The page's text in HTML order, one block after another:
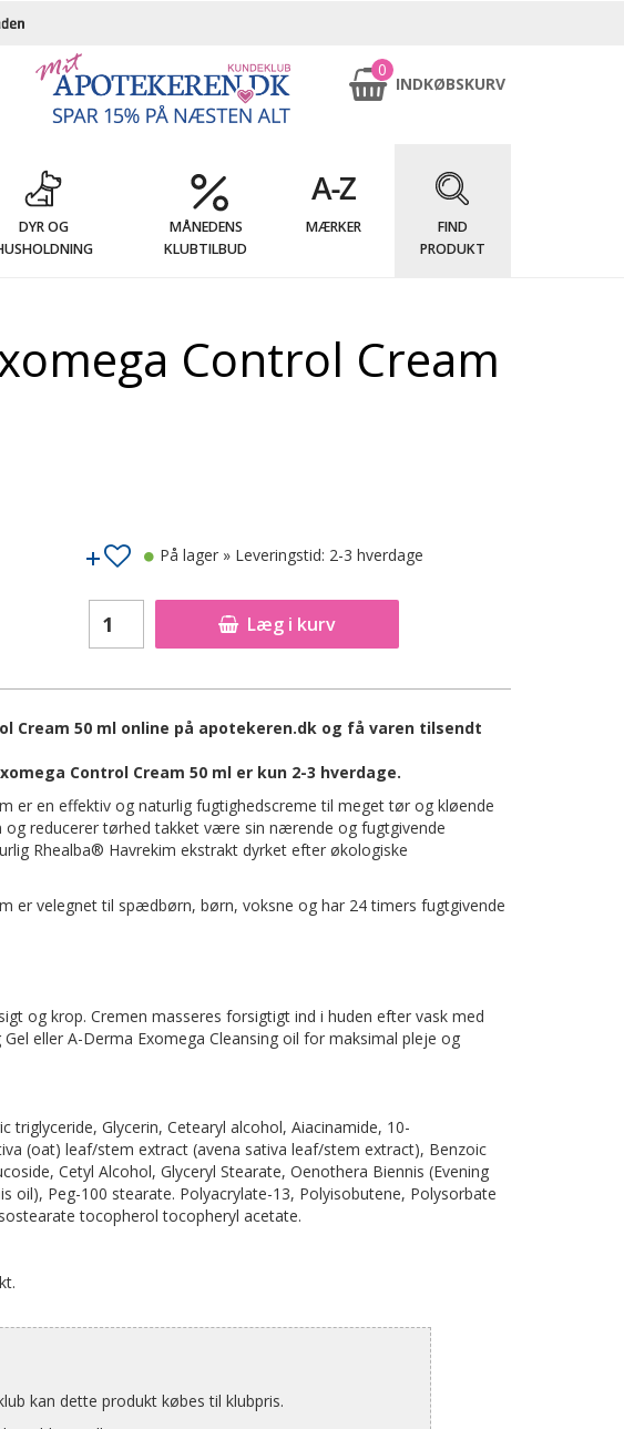
0
INDKØBSKURV
DYR OG
MÅNEDENS
KLUBTILBUD
MÆRKER
FIND
PRODUKT
Control Cream
Læg i kurv
På lager » Leveringstid: 2-3 hverdage
Cream 50 ml online på apotekeren.dk og få varen tilsendt
Control Cream 50 ml er kun 2-3 hverdage.
er en effektiv og naturlig fugtighedscreme til meget tør og kløende
reducerer tørhed takket være sin nærende og fugtgivende
Rhealba® Havrekim ekstrakt dyrket efter økologiske
er velegnet til spædbørn, børn, voksne og har 24 timers fugtgivende
og krop. Cremen masseres forsigtigt ind i huden efter vask med
eller A-Derma Exomega Cleansing oil for maksimal pleje og
triglyceride, Glycerin, Cetearyl alcohol, Aiacinamide, 10-
(oat) leaf/stem extract (avena sativa leaf/stem extract), Benzoic
Cetyl Alcohol, Glyceryl Stearate, Oenothera Biennis (Evening
oil), Peg-100 stearate. Polyacrylate-13, Polyisobutene, Polysorbate
tocopherol tocopheryl acetate.
kan dette produkt købes til klubpris.